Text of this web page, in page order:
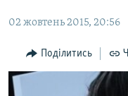
Перейти
пошукуІНТЕРВ'Ю
ВСЕ ЗА ДЕНЬ
02 жовтень 2015, 20:56
Поділитись